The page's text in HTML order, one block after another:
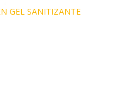
GEL SANITIZANTE